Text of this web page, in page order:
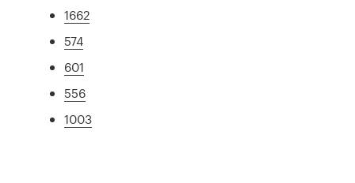
1662
574
601
556
1003